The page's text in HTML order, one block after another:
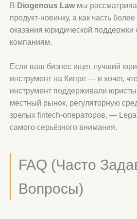
В Diogenous Lawмы
продукт-новинку, а как часть
оказания юридической
компаниям.
Если ваш бизнес ищет лучший
инструмент на Кипре — и хочет,
инструмент поддерживали
местный рынок, регуляторную
зрелых fintech-операторов, —
самого серьёзного внимания.
FAQ (Часто
Вопросы)